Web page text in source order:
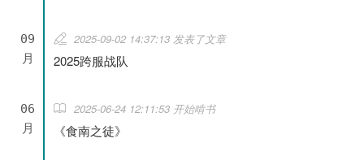
09
月
2025-09-02 14:37:13 发表了文章
2025跨服战队
06
月
2025-06-24 12:11:53 开始啃书
《食南之徒》